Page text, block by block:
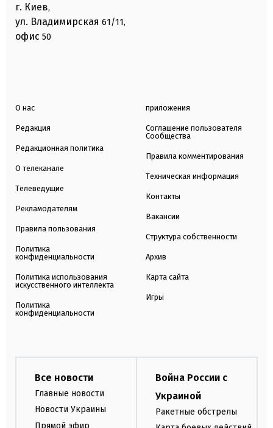
г. Киев,
ул. Владимирская 61/11,
офис 50
О нас
Редакция
Редакционная политика
О телеканале
Телеведущие
Рекламодателям
Правила пользования
Политика
конфиденциальности
Политика использования
искусственного интеллекта
Политика
конфиденциальности
приложения
Соглашение пользователя
Сообщества
Правила комментирования
Техническая информация
Контакты
Вакансии
Структура собственности
Архив
Карта сайта
Игры
Все новости
Главные новости
Новости Украины
Война России с
Украиной
Ракетные обстрелы